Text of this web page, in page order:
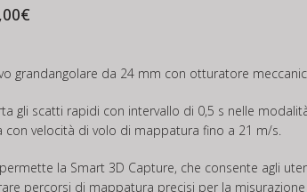
€
grandangolare da 24 mm con otturatore
gli scatti rapidi con intervallo di 0,5 s nelle
con velocità di volo di mappatura fino a 21 m/s.
la Smart 3D Capture, che consente agli
percorsi di mappatura precisi per la misurazione